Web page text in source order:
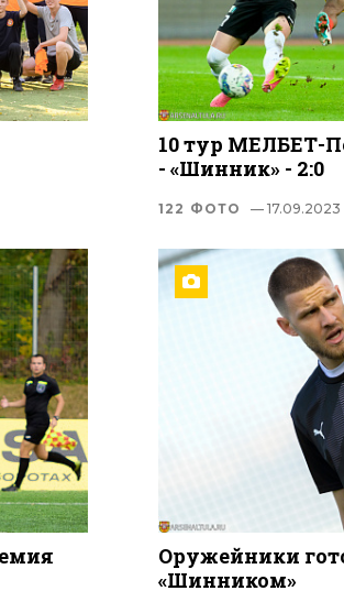
10 тур МЕЛБЕТ-
- «Шинник» - 2:0
122 ФОТО — 17.09.2023
Оружейники
«Шинником»